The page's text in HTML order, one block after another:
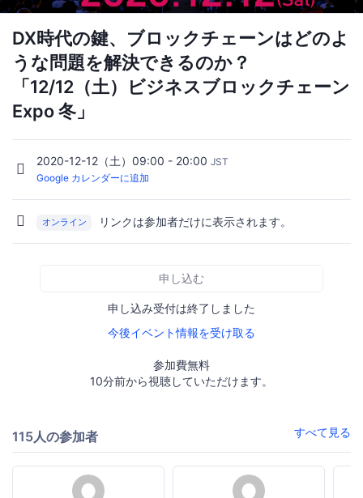
DX時代の鍵、ブロックチェーンはどのよ
うな問題を解決できるのか？
「12/12（土）ビジネスブロックチェーン
Expo 冬」
2020-12-12（土）09:00 - 20:00 JST
Google カレンダーに追加
オンライン リンクは参加者だけに表示されます。
申し込む
申し込み受付は終了しました
今後イベント情報を受け取る
参加費無料
10分前から視聴していただけます。
115人の参加者 すべて見る